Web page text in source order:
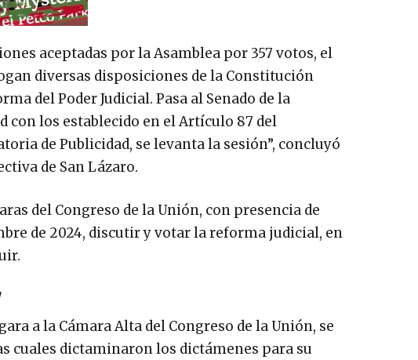
aceptadas por la Asamblea por 357 votos, el
diversas disposiciones de la Constitución
del Poder Judicial. Pasa al Senado de la
con los establecido en el Artículo 87 del
de Publicidad, se levanta la sesión”, concluyó
de San Lázaro.
del Congreso de la Unión, con presencia de
de 2024, discutir y votar la reforma judicial, en
a la Cámara Alta del Congreso de la Unión, se
cuales dictaminaron los dictámenes para su